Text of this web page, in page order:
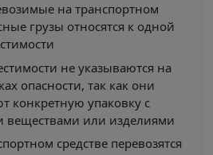
на транспортном
грузы относятся к одной
не указываются на
опасности, так как они
конкретную упаковку с
веществами или изделиями
средстве перевозятся